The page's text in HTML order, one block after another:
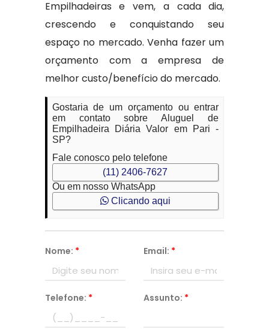
Empilhadeiras e vem, a cada dia,
crescendo e conquistando seu
espaço no mercado. Venha fazer um
orçamento com a empresa de
melhor custo/benefício do mercado.
Gostaria de um orçamento ou entrar
em contato sobre Aluguel de
Empilhadeira Diária Valor em Pari -
SP?
Fale conosco pelo telefone
(11) 2406-7627
Ou em nosso WhatsApp
Clicando aqui
Nome: * Email: *
Telefone: * Assunto: *